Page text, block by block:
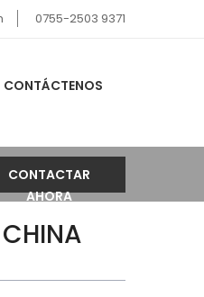
0755-2503 9371
CONTÁCTENOS
CONTACTAR
AHORA
CHINA